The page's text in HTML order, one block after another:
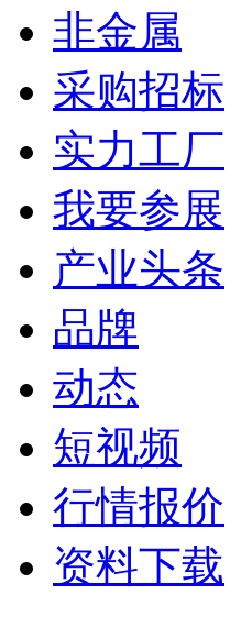
非金属
采购招标
实力工厂
我要参展
产业头条
品牌
动态
短视频
行情报价
资料下载